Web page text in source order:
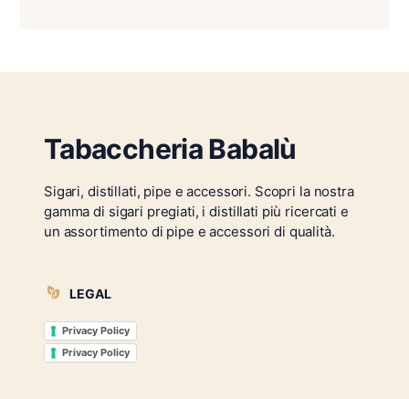
Tabaccheria Babalù
Sigari, distillati, pipe e accessori. Scopri la nostra
gamma di sigari pregiati, i distillati più ricercati e
un assortimento di pipe e accessori di qualità.
LEGAL
Privacy Policy
Privacy Policy